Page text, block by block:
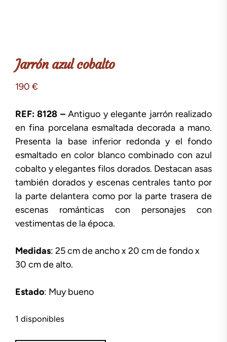
Jarrón azul cobalto
190 €
REF: 8128 –Antiguo y elegante jarrón realizado
en fina porcelana esmaltada decorada a mano.
Presenta la base inferior redonda y el fondo
esmaltado en color blanco combinado con azul
cobalto y elegantes filos dorados. Destacan asas
también dorados y escenas centrales tanto por
la parte delantera como por la parte trasera de
escenas románticas con personajes con
vestimentas de la época.
Medidas: 25 cm de ancho x 20 cm de fondo x
30 cm de alto.
Estado: Muy bueno
1 disponibles